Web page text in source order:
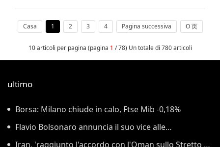
mercantili nel Mar Rosso dagli
Monitor.
Casa 1 2 3 4 Pagina successiva O 页
10 articoli per pagina (pagina 1 / 78) Un totale di 780 articoli
ultimo
Borsa: Milano chiude in calo, Ftse Mib -0,18%
Flavio Bolsonaro annuncia il suo vice alle
presidenziali di ottobre
Iran, 'raggiunto l'accordo con l'Oman sullo Stretto di